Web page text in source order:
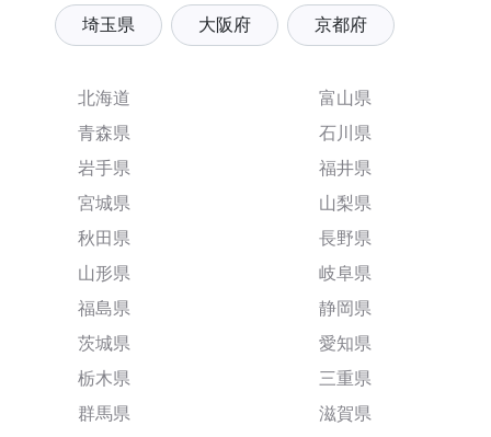
埼玉県 大阪府 京都府
北海道
青森県
岩手県
宮城県
秋田県
山形県
福島県
茨城県
栃木県
群馬県
富山県
石川県
福井県
山梨県
長野県
岐阜県
静岡県
愛知県
三重県
滋賀県